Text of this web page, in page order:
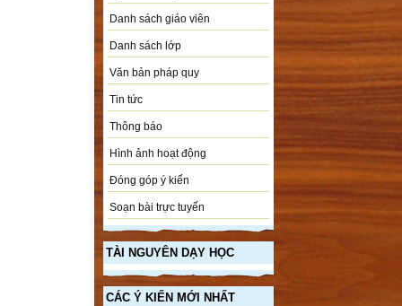
Danh sách giáo viên
Danh sách lớp
Văn bản pháp quy
Tin tức
Thông báo
Hình ảnh hoạt động
Đóng góp ý kiến
Soạn bài trực tuyến
TÀI NGUYÊN DẠY HỌC
CÁC Ý KIẾN MỚI NHẤT